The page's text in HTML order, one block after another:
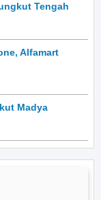
Tengah
Alfamart
Madya